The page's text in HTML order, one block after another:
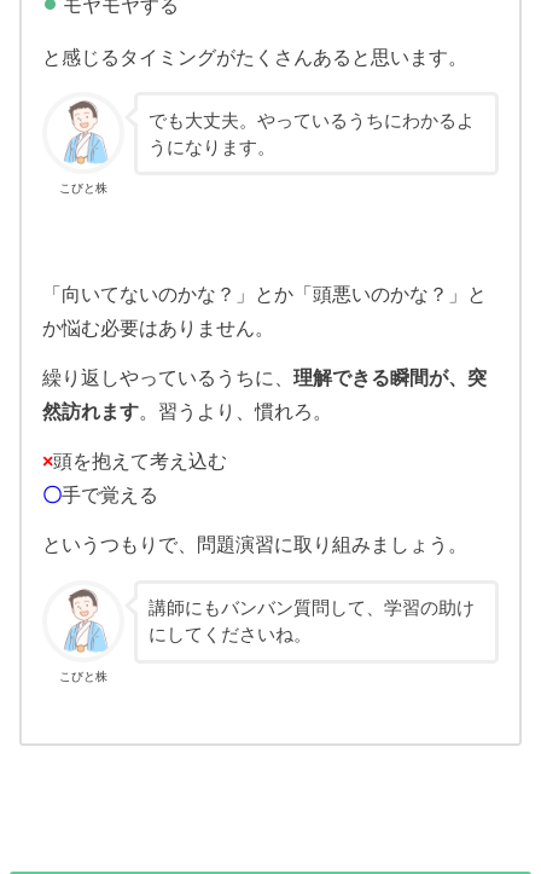
モヤモヤする
と感じるタイミングがたくさんあると思います。
こびと株
でも大丈夫。やっているうちにわかるよ
うになります。
「向いてないのかな？」とか「頭悪いのかな？」と
か悩む必要はありません。
繰り返しやっているうちに、理解できる瞬間が、突
然訪れます。習うより、慣れろ。
×頭を抱えて考え込む
〇手で覚える
というつもりで、問題演習に取り組みましょう。
こびと株
講師にもバンバン質問して、学習の助け
にしてくださいね。